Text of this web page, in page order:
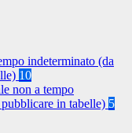
indeterminato (da
10
non a tempo
in tabelle) 5